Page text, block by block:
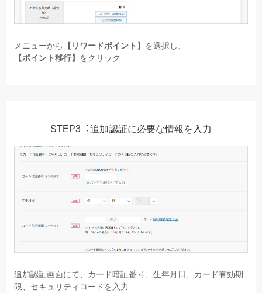
メニューから 【リワードポイント】 を選択し、
【ポイント移⾏】 をクリック
STEP3︓追加認証に必要な情報を⼊⼒
追加認証画⾯にて、カード暗証番号、⽣年⽉⽇、カード有効期
限、セキュリティコードを⼊⼒